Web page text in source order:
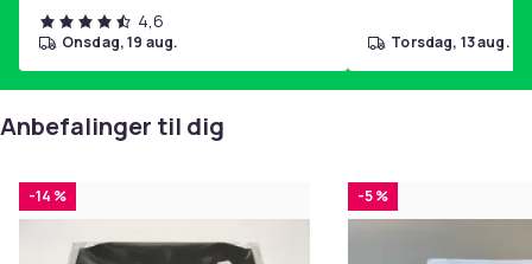
4,6
onsdag, 19 aug. torsdag, 13 aug.
Anbefalinger til dig
-14 % -5 %